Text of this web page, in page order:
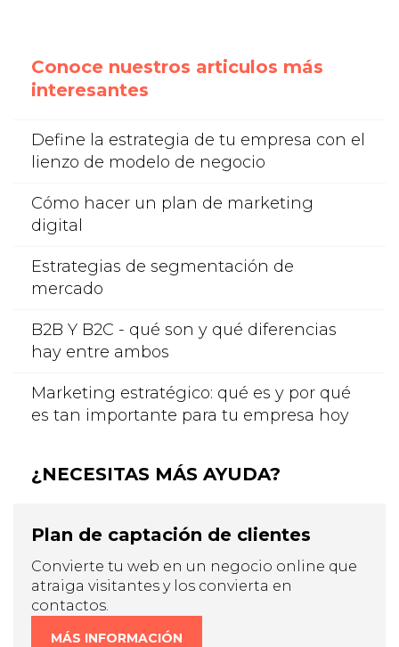
Conoce nuestros articulos más
interesantes
Define la estrategia de tu empresa con el
lienzo de modelo de negocio
Cómo hacer un plan de marketing
digital
Estrategias de segmentación de
mercado
B2B Y B2C - qué son y qué diferencias
hay entre ambos
Marketing estratégico: qué es y por qué
es tan importante para tu empresa hoy
¿NECESITAS MÁS AYUDA?
Plan de captación de clientes
Convierte tu web en un negocio online que
atraiga visitantes y los convierta en
contactos.
MÁS INFORMACIÓN